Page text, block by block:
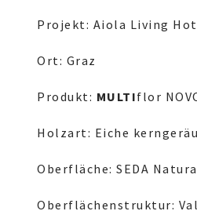
Projekt: Aiola Living
Ort: Graz
Produkt: MULTIflor
Holzart: Eiche
Oberfläche: SEDA
Oberflächenstruktur: